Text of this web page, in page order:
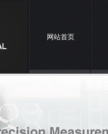
网站首页